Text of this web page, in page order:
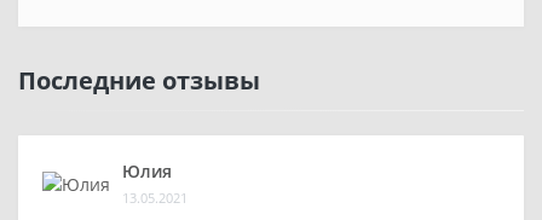
Последние отзывы
Юлия
13.05.2021